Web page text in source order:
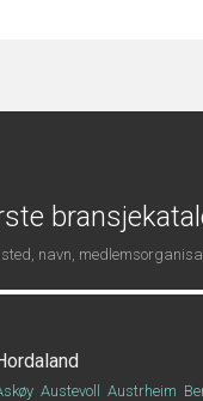
navn,
Austevoll Austrheim